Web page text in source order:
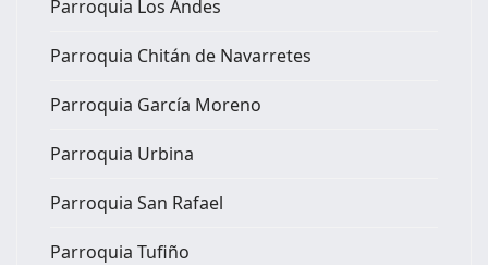
Parroquia Los Andes
Parroquia Chitán de Navarretes
Parroquia García Moreno
Parroquia Urbina
Parroquia San Rafael
Parroquia Tufiño